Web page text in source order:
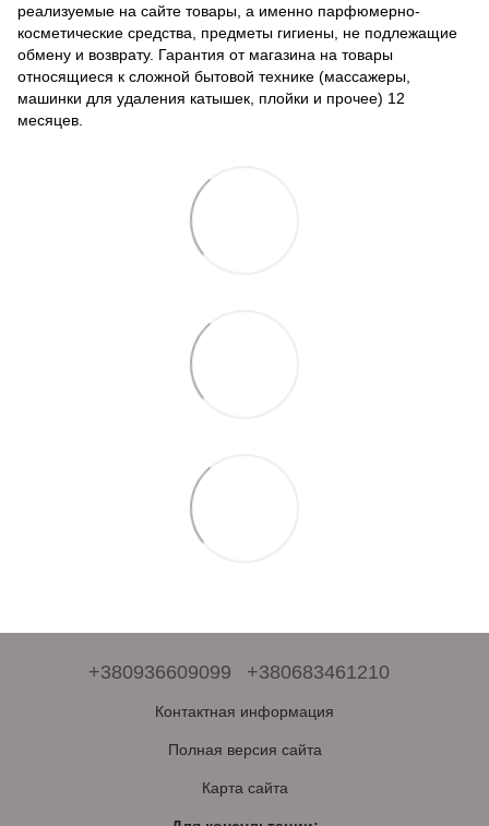
реализуемые на сайте товары, а именно парфюмерно-
косметические средства, предметы гигиены, не подлежащие
обмену и возврату. Гарантия от магазина на товары
относящиеся к сложной бытовой технике (массажеры,
машинки для удаления катышек, плойки и прочее) 12
месяцев.
+380936609099 +380683461210
Контактная информация
Полная версия сайта
Карта сайта